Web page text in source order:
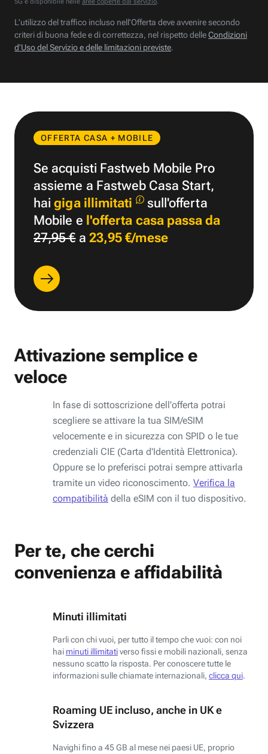
L’utilizzo del traffico incluso nell’Offerta deve avvenire secondo
criteri di buona fede e di correttezza, nel rispetto delleCondizioni
d’Uso del Servizio e delle limitazioni previste.
OFFERTA CASA + MOBILE
Se acquisti Fastweb Mobile Pro
assieme a Fastweb Casa Start,
haigiga illimitati
sull'offerta
Mobile e l'offerta casa passa da
27,95 €a 23,95 €/mese
Attivazione semplice e
veloce
In fase di sottoscrizione dell'offerta potrai
scegliere se attivare la tua SIM/eSIM
velocemente e in sicurezza con SPID o le tue
credenziali CIE (Carta d'Identità Elettronica).
Oppure se lo preferisci potrai sempre attivarla
tramite un video riconoscimento. Verifica la
compatibilità della eSIM con il tuo dispositivo.
Per te, che cerchi
convenienza e affidabilità
Minuti illimitati
Parli con chi vuoi, per tutto il tempo che vuoi: con noi
hai minuti illimitativerso fissi e mobili nazionali, senza
nessuno scatto la risposta. Per conoscere tutte le
informazioni sulle chiamate internazionali, clicca qui.
Roaming UE incluso, anche in UK e
Svizzera
Navighi fino a 45 GB al mese nei paesi UE, proprio